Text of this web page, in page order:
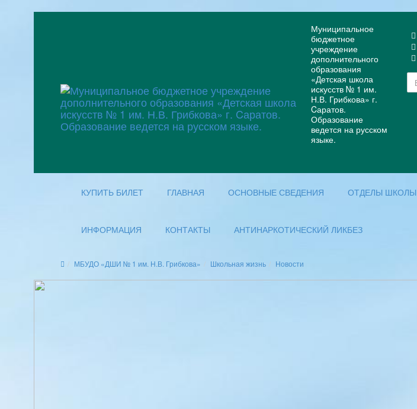
Муниципальное
бюджетное
учреждение
дополнительного
образования
«Детская школа
искусств № 1 им.
Н.В. Грибкова» г.
Cаратов.
Образование
ведется на русском
языке.
КУПИТЬ БИЛЕТ ГЛАВНАЯ ОСНОВНЫЕ СВЕДЕНИЯ ОТДЕЛЫ ШКОЛЫ
ИНФОРМАЦИЯ КОНТАКТЫ АНТИНАРКОТИЧЕСКИЙ ЛИКБЕЗ
МБУДО «ДШИ № 1 им. Н.В. Грибкова» Школьная жизнь Новости